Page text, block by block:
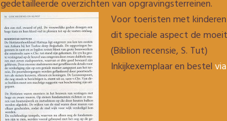
gedetailleerde overzichten van opgravingsterreinen.
Voor toeristen met
dit speciale aspect de
(Biblion recensie, S. Tut)
Inkijkexemplaar en bestel